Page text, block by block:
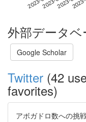
外部データ
Google Scholar
Twitter (42
favorites)
アボガドロ数への挑